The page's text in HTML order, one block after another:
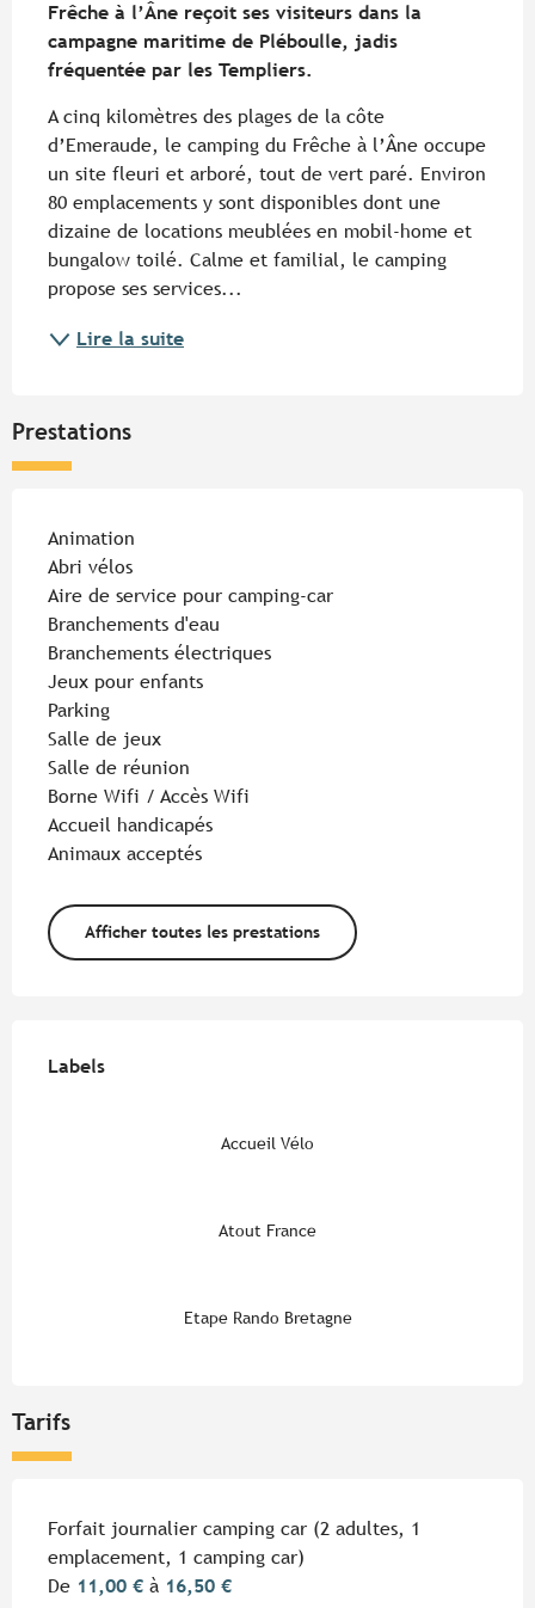
Frêche à l’Âne reçoit ses visiteurs dans la
campagne maritime de Pléboulle, jadis
fréquentée par les Templiers.
A cinq kilomètres des plages de la côte
d’Emeraude, le camping du Frêche à l’Âne occupe
un site fleuri et arboré, tout de vert paré. Environ
80 emplacements y sont disponibles dont une
dizaine de locations meublées en mobil-home et
bungalow toilé. Calme et familial, le camping
propose ses services...
Lire la suite
Prestations
Animation
Abri vélos
Aire de service pour camping-car
Branchements d'eau
Branchements électriques
Jeux pour enfants
Parking
Salle de jeux
Salle de réunion
Borne Wifi / Accès Wifi
Accueil handicapés
Animaux acceptés
Afficher toutes les prestations
Labels
Labels
Accueil Vélo
Atout France
Etape Rando Bretagne
Tarifs
Tarifs 2026
Forfait journalier camping car (2 adultes, 1
emplacement, 1 camping car)
De 11,00 € à 16,50 €